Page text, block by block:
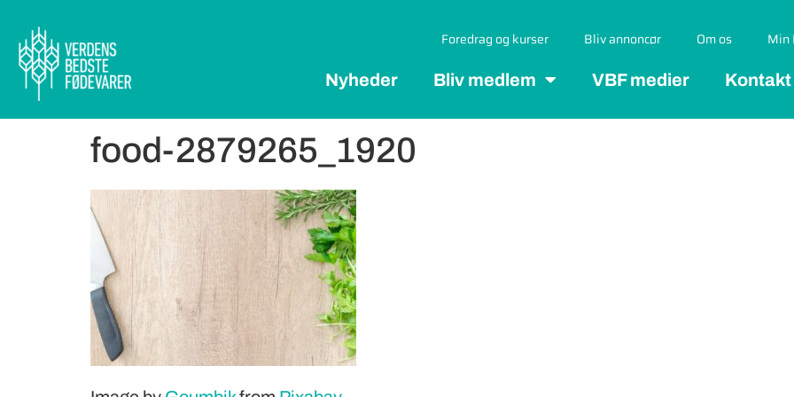
Foredrag og kurser Bliv annoncør Om os Min
Nyheder Bliv medlem VBF medier Kontakt
food-2879265_1920